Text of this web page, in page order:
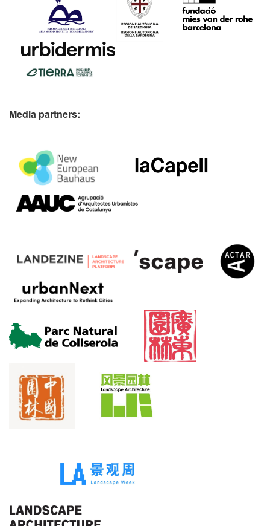
Media partners: